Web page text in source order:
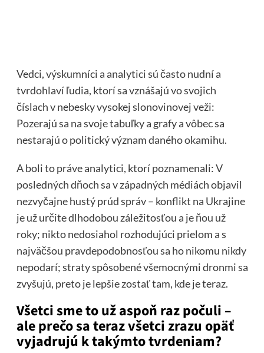
Vedci, výskumníci a analytici sú často nudní a
tvrdohlaví ľudia, ktorí sa vznášajú vo svojich
číslach v nebesky vysokej slonovinovej veži:
Pozerajú sa na svoje tabuľky a grafy a vôbec sa
nestarajú o politický význam daného okamihu.
A boli to práve analytici, ktorí poznamenali: V
posledných dňoch sa v západných médiách objavil
nezvyčajne hustý prúd správ – konflikt na Ukrajine
je už určite dlhodobou záležitosťou a je ňou už
roky; nikto nedosiahol rozhodujúci prielom a s
najväčšou pravdepodobnosťou sa ho nikomu nikdy
nepodarí; straty spôsobené všemocnými dronmi sa
zvyšujú, preto je lepšie zostať tam, kde je teraz.
Všetci sme to už aspoň raz počuli –
ale prečo sa teraz všetci zrazu opäť
vyjadrujú k takýmto tvrdeniam?